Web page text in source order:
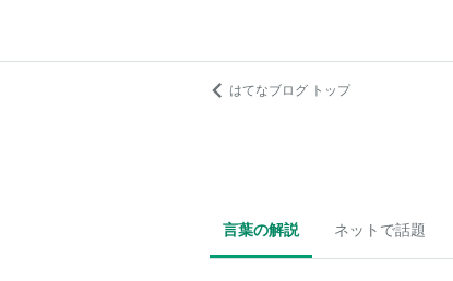
はてなブログ トップ
言葉の解説 ネットで話題